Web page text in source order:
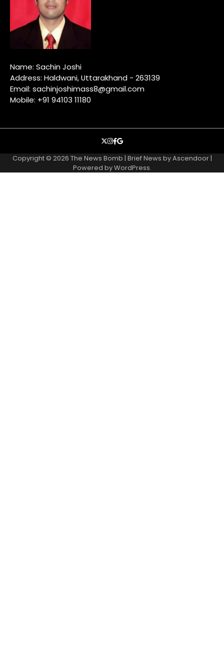
Name: Sachin Joshi
Address: Haldwani, Uttarakhand - 263139
Email: sachinjoshimass8@gmail.com
Mobile: +91 94103 11180
Xinstagram
facebook
google
Copyright © 2026 The News Bomb | Brief News byAscendoor|
Powered byWordPress.